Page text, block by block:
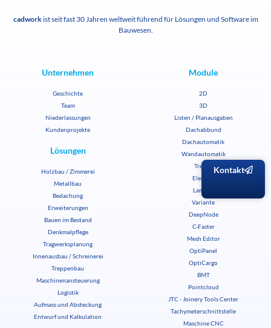
Kontakt
cadwork ist seit fast 30 Jahren weltweit führend für Lösungen und Software im
Bauwesen.
Unternehmen
Geschichte
Team
Niederlassungen
Kundenprojekte
Lösungen
Holzbau / Zimmerei
Metallbau
Bedachung
Erweiterungen
Bauen im Bestand
Denkmalpflege
Tragwerksplanung
Innenausbau / Schreinerei
Treppenbau
Maschinenansteuerung
Logistik
Aufmass und Absteckung
Entwurf und Kalkulation
Module
2D
3D
Listen / Planausgaben
Dachabbund
Dachautomatik
Wandautomatik
Treppe
Element
Lamelle
Variante
DeepNode
C-Faster
Mesh Editor
OptiPanel
OptiCargo
BMT
Pointcloud
JTC - Joinery Tools Center
Tachymeterschnittstelle
Maschine CNC